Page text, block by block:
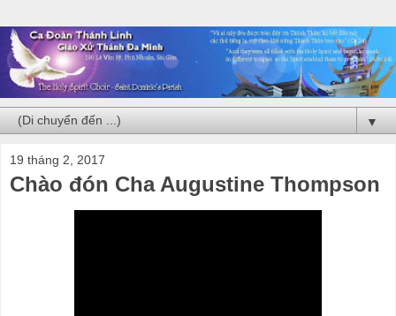
▼
19 tháng 2, 2017
Chào đón Cha Augustine Thompson